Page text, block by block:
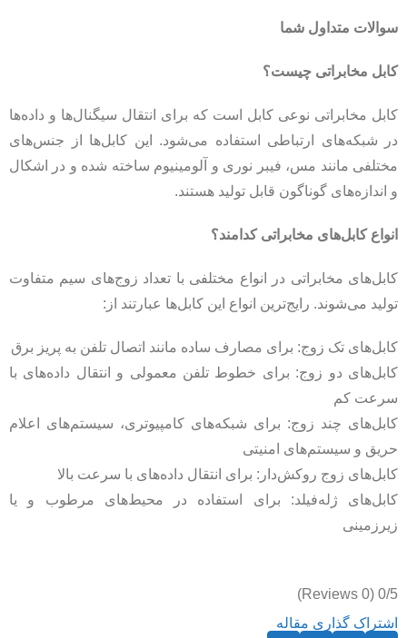
سوالات متداول شما
کابل مخابراتی چیست؟
کابل مخابراتی نوعی کابل است که برای انتقال سیگنال‌ها و داده‌ها
در شبکه‌های ارتباطی استفاده می‌شود. این کابل‌ها از جنس‌های
مختلفی مانند مس، فیبر نوری و آلومینیوم ساخته شده و در اشکال
و اندازه‌های گوناگون قابل تولید هستند.
انواع کابل‌های مخابراتی کدامند؟
کابل‌های مخابراتی در انواع مختلفی با تعداد زوج‌های سیم متفاوت
تولید می‌شوند. رایج‌ترین انواع این کابل‌ها عبارتند از:
کابل‌های تک زوج: برای مصارف ساده مانند اتصال تلفن به پریز برق
کابل‌های دو زوج: برای خطوط تلفن معمولی و انتقال داده‌های با
سرعت کم
کابل‌های چند زوج: برای شبکه‌های کامپیوتری، سیستم‌های اعلام
حریق و سیستم‌های امنیتی
کابل‌های زوج روکش‌دار: برای انتقال داده‌های با سرعت بالا
کابل‌های ژله‌فیلد: برای استفاده در محیط‌های مرطوب و یا
زیرزمینی
0/5
(0 Reviews)
اشتراک گذاری مقاله